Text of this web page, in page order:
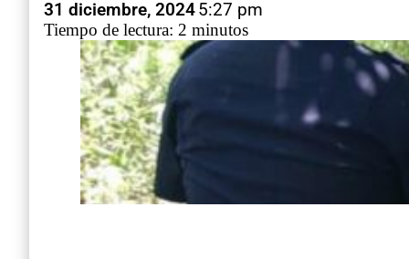
31 diciembre, 20245:27 pm
Tiempo de lectura: 2 minutos